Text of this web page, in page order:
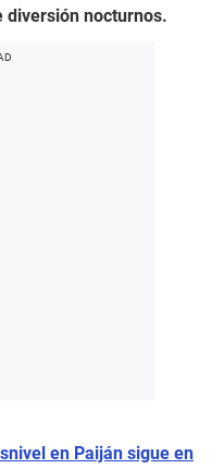
diversión nocturnos.
en Paiján sigue en